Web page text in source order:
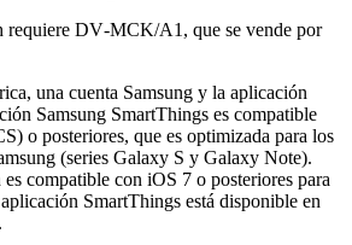
requiere DV‑MCK/A1, que se vende por
una cuenta Samsung y la aplicación
Samsung SmartThings es compatible
o posteriores, que es optimizada para los
(series Galaxy S y Galaxy Note).
compatible con iOS 7 o posteriores para
SmartThings está disponible en